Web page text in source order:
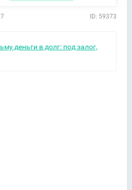
ID: 59373
деньги в долг: под залог,